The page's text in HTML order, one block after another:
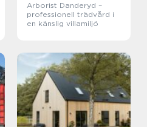
Arborist Danderyd –
professionell trädvård i
en känslig villamiljö